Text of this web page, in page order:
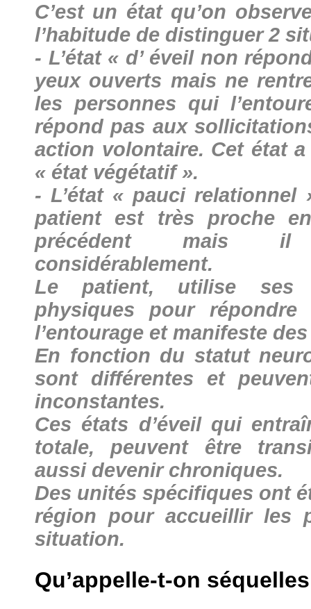
C’est un état qu’on
l’habitude de distinguer 2
- L’état « d’ éveil non
yeux ouverts mais ne
les personnes qui
répond pas aux
action volontaire. Cet état
« état végétatif ».
- L’état « pauci
patient est très proche
précédent mais il
considérablement.
Le patient, utilise ses
physiques pour
l’entourage et manifeste
En fonction du statut
sont différentes et
inconstantes.
Ces états d’éveil qui
totale, peuvent être
aussi devenir chroniques.
Des unités spécifiques ont
région pour accueillir les
situation.
Qu’appelle-t-on